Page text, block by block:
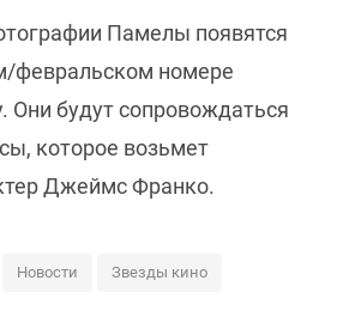
Памелы появятся
февральском номере
Они будут сопровождаться
которое возьмет
Джеймс Франко.
Новости Звезды кино